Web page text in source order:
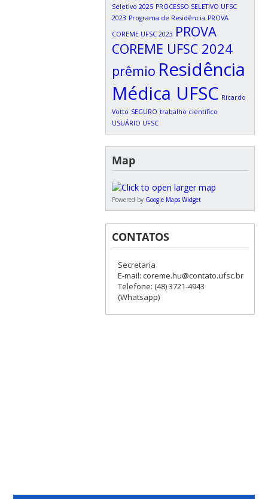
Seletivo 2025 PROCESSO SELETIVO UFSC
2023 Programa de Residência PROVA
COREME UFSC 2023 PROVA
COREME UFSC 2024
prêmio Residência
Médica UFSC Ricardo
Votto SEGURO trabalho científico
USUÁRIO UFSC
Map
Powered by Google Maps Widget
CONTATOS
Secretaria
E-mail: coreme.hu@contato.ufsc.br
Telefone: (48) 3721-4943
(Whatsapp)